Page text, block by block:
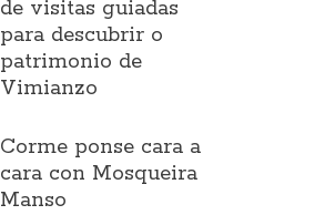
de visitas guiadas
para descubrir o
patrimonio de
Vimianzo
Corme ponse cara a
cara con Mosqueira
Manso